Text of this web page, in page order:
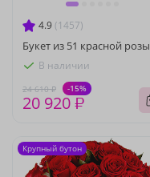
4.9 (1457)
Букет из 51 красной розы
В наличии
24 610 ₽ -15%
20 920 ₽
Крупный бутон